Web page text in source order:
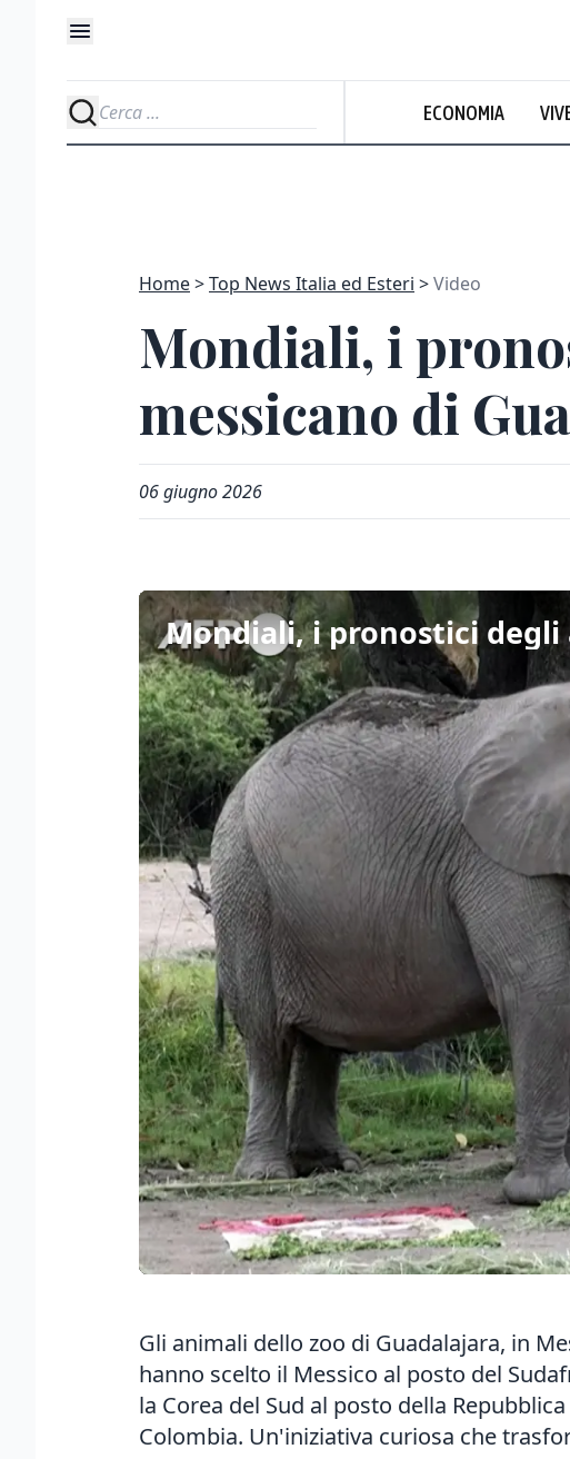
ECONOMIA
Home Top News Italia ed Esteri Video
Mondiali, i
messicano di
06 giugno 2026
Mondiali, i pronostici degli
Gli animali dello zoo di Guadalajara, in
hanno scelto il Messico al posto del
la Corea del Sud al posto della
Colombia. Un'iniziativa curiosa che